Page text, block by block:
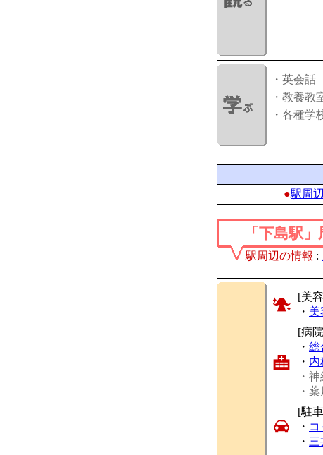
・英会話
・教養教
・各種学
●駅周
「下島駅
駅周辺の情報 :
[美
・ 美
[病
・ 総
・ 内
・
・
[駐
・
・ 三